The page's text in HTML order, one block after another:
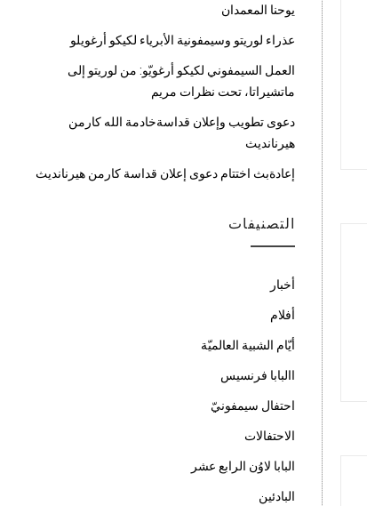
يوحنا المعمدان
عذراء لوريتو وسيمفونية الأبرياء لكيكو أرغويلو
العمل السيمفوني لكيكو أرغويّو: من لوريتو إلى
ماتشيراتا، تحت نظرات مريم
دعوى تطويب وإعلان قداسةخادمة الله كارمن
هيرنانديث
إعادةبث اختتام دعوى إعلان قداسة كارمن هيرنانديث
التصنيفات
أخبار
أفلام
أيّام الشبية العالميّة
االبابا فرنسيس
احتفال سيمفونيّ
الاحتفالات
البابا لاوُن الرابع عشر
البادئين